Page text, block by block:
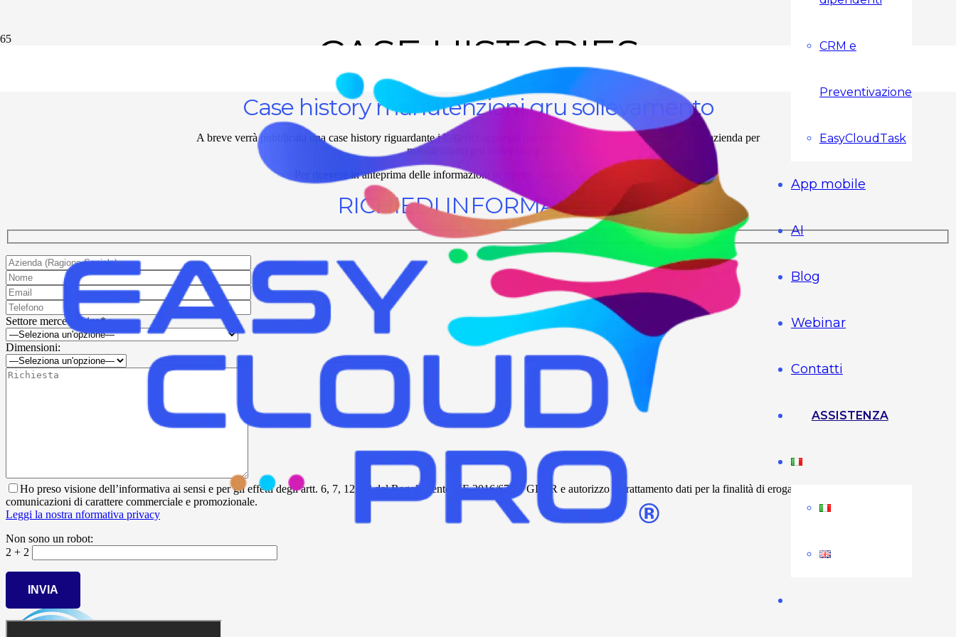
CRM e
Preventivazione
EasyCloudTask
App mobile
AI
Blog
Webinar
Contatti
ASSISTENZA
CASE HISTORIES
Case history manutenzioni gru sollevamento
A breve verrà pubblicata una case history riguardante i benefici apportati dal nostro software EasyCloudPro ad un’azienda per
manutenzioni gru sollevamento.
Per ricevere in anteprima delle informazioni in merito, compila la form sottostante.
RICHIEDI INFORMAZIONI
Settore merceologico* :
Dimensioni:
Ho preso visione dell’informativa ai sensi e per gli effetti degli artt. 6, 7, 12, 13 del Regolamento UE 2016/679 – GDPR e autorizzo al trattamento dati per la finalità di erogazione dei servizi richiesti e
comunicazioni di carattere commerciale e promozionale.
Leggi la nostra nformativa privacy
Non sono un robot:
2 + 2